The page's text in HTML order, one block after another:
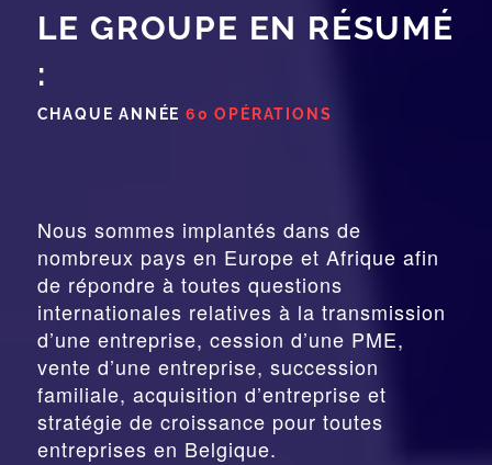
LE GROUPE EN RÉSUMÉ
:
CHAQUE ANNÉE 60 OPÉRATIONS
Nous sommes implantés dans de
nombreux pays en Europe et Afrique afin
de répondre à toutes questions
internationales relatives à la transmission
d’une entreprise, cession d’une PME,
vente d’une entreprise, succession
familiale, acquisition d’entreprise et
stratégie de croissance pour toutes
entreprises en Belgique.